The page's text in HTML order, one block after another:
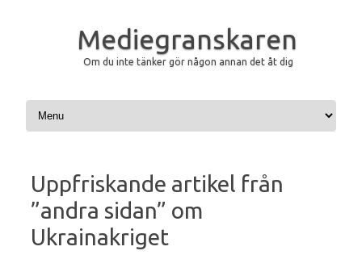
Mediegranskaren
Om du inte tänker gör någon annan det åt dig
Hoppa till innehåll
Uppfriskande artikel från
”andra sidan” om
Ukrainakriget